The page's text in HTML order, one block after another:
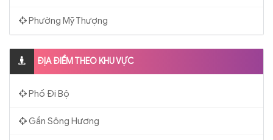
Phường Mỹ Thượng
ĐỊA ĐIỂM THEO KHU VỰC
Phố Đi Bộ
Gần Sông Hương